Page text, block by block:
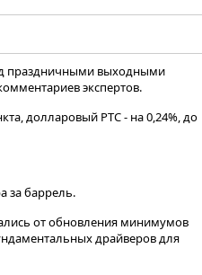
праздничными выходными
экспертов.
долларовый РТС - на 0,24%, до
за баррель.
от обновления минимумов
драйверов для